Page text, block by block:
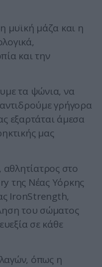
μυϊκή μάζα και η
και την
τα ψώνια, να
γρήγορα
εξαρτάται άμεσα
μας
στο
της Νέας Υόρκης
IronStrength,
του σώματος
σε κάθε
όπως η